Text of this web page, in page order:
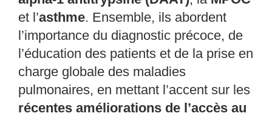
et l’asthme. Ensemble, ils abordent
l’importance du diagnostic précoce, de
l’éducation des patients et de la prise en
charge globale des maladies
pulmonaires, en mettant l’accent sur les
récentes améliorations de l’accès au